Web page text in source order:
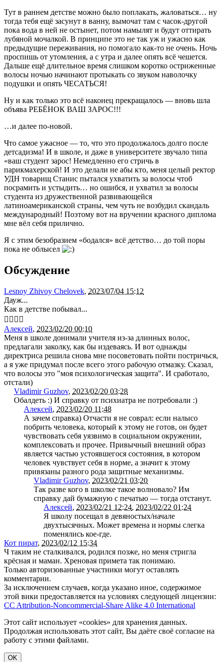
Тут в раннем детстве можно было поплакать, жаловаться… ну
тогда тебя ещё засунут в ванну, вымочат там с часок-другой
пока вода в ней не остынет, потом намылят и будут оттирать
лубяной мочалкой. В принципе это не так уж и ужасно как
предыдущие переживания, но помогало как-то не очень. Ночь
проспишь от утомления, а с утра и далее опять всё чешется.
Дальше ещё длительное время слишком коротко остриженные
волосы ночью начинают протыкать со звуком наволочку
подушки и опять ЧЕСАТЬСЯ!
Ну и как только это всё наконец прекращалось — вновь шла
объява РЕБЁНОК ВАШ ЗАРОС!!!
…и далее по-новой.
Что самое ужасное — то, что это продолжалось долго после
детсадизма! И в школе, и даже в университете звучало типа
«ваш студент зарос! Немедленно его стричь в
парикмахерской! И это делали не абы кто, меня целый ректор
УДН товарищ Станис пытался ухватить за волосы чтоб
посрамить и устыдить… но ошибся, и ухватил за волосы
студента из дружественной развивающейся
латиноамериканской страны, чем чуть не возбудил скандаль
международный! Поэтому вот на вручении красного диплома
мне вёл себя прилично.
Я с этим безобразием «бодался» всё детство… до той поры
пока не облысел
Обсуждение
Lesnoy Zhivoy Chelovek, 2023/07/04 15:12
Дауж...
Как в детстве побывал...
✋🏻👍🏻
Алексей, 2023/02/20 00:10
Меня в школе донимали учителя из-за длинных волос,
предлагали заколку, как бы издеваясь. И вот однажды
директриса решила снова мне посоветовать пойти постричься,
а я уже придумал после всего этого рабочую отмазку. Сказал,
что волосы это "моя психологическая защита". И сработало,
отстали)
Vladimir Guzhov, 2023/02/20 03:28
Обалдеть :) И справку от психиатра не потребовали :)
Алексей, 2023/02/20 11:48
А зачем справка) Отчасти я не соврал: если налысо
побрить человека, который к этому не готов, он будет
чувствовать себя уязвимо в социальном окружении,
комплексовать и прочее. Привычный внешний образ
является частью устоявшегося состояния, в котором
человек чувствует себя в норме, а значит к этому
привязаны разного рода защитные механизмы.
Vladimir Guzhov, 2023/02/21 03:20
Так разве кого в школке такое волновало? Им
справку дай бумажную с печатью — тогда отстанут.
Алексей, 2023/02/21 12:24, 2023/02/22 01:24
Я школу посещал в девяностых/начале
двухтысячных. Может времена и нормы слегка
поменялись кое-где.
Кот пират, 2023/02/12 15:34
Ч таким не сталкивался, родился позже, но меня стригла
крёсная и маман. Хреновая примета так понимаю.
Только авторизованные участники могут оставлять
комментарии.
За исключением случаев, когда указано иное, содержимое
этой вики предоставляется на условиях следующей лицензии:
CC Attribution-Noncommercial-Share Alike 4.0 International
Этот сайт использует «cookies» для хранения данных.
Продолжая использовать этот сайт, Вы даёте своё согласие на
работу с этими файлами.
OK